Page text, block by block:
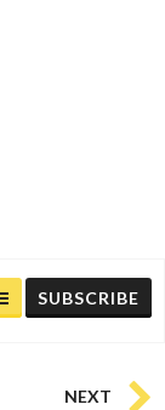
SUBSCRIBE
NEXT